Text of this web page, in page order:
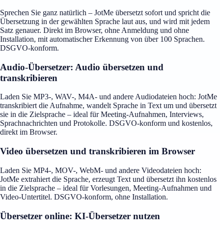
Sprechen Sie ganz natürlich – JotMe übersetzt sofort und spricht die
Übersetzung in der gewählten Sprache laut aus, und wird mit jedem
Satz genauer. Direkt im Browser, ohne Anmeldung und ohne
Installation, mit automatischer Erkennung von über 100 Sprachen.
DSGVO-konform.
Audio-Übersetzer: Audio übersetzen und
transkribieren
Laden Sie MP3-, WAV-, M4A- und andere Audiodateien hoch: JotMe
transkribiert die Aufnahme, wandelt Sprache in Text um und übersetzt
sie in die Zielsprache – ideal für Meeting-Aufnahmen, Interviews,
Sprachnachrichten und Protokolle. DSGVO-konform und kostenlos,
direkt im Browser.
Video übersetzen und transkribieren im Browser
Laden Sie MP4-, MOV-, WebM- und andere Videodateien hoch:
JotMe extrahiert die Sprache, erzeugt Text und übersetzt ihn kostenlos
in die Zielsprache – ideal für Vorlesungen, Meeting-Aufnahmen und
Video-Untertitel. DSGVO-konform, ohne Installation.
Übersetzer online: KI-Übersetzer nutzen